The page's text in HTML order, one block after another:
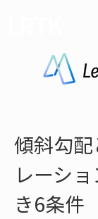
傾斜勾
レーシ
き6条件